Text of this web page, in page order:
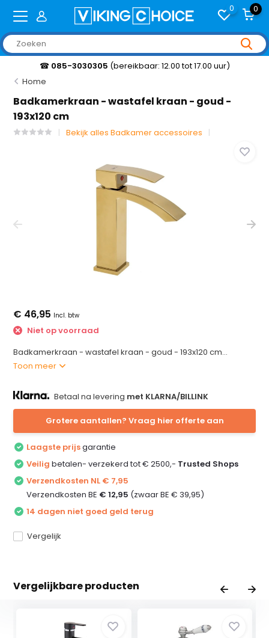
0 0
☎ 085-3030305 (bereikbaar: 12.00 tot 17.00 uur)
Home
Badkamerkraan - wastafel kraan - goud -
193x120 cm
Bekijk alles Badkamer accessoires
€ 46,95 Incl. btw
Niet op voorraad
Badkamerkraan - wastafel kraan - goud - 193x120 cm...
Toon meer
Betaal na levering met KLARNA/BILLINK
Grotere aantallen? Vraag hier offerte aan
Laagste prijsgarantie
Veilig betalen- verzekerd tot € 2500,- Trusted Shops
Verzendkosten NL € 7,95
Verzendkosten BE € 12,95 (zwaar BE € 39,95)
14 dagen niet goed geld terug
Vergelijk
Vergelijkbare producten